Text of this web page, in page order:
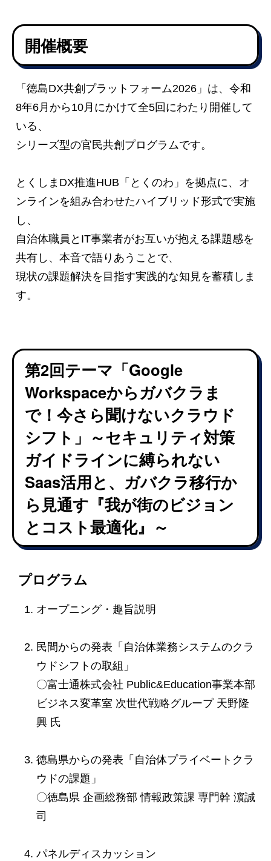
開催概要
「徳島DX共創プラットフォーム2026」は、令和
8年6月から10月にかけて全5回にわたり開催して
いる、
シリーズ型の官民共創プログラムです。
とくしまDX推進HUB「とくのわ」を拠点に、オ
ンラインを組み合わせたハイブリッド形式で実施
し、
自治体職員とIT事業者がお互いが抱える課題感を
共有し、本音で語りあうことで、
現状の課題解決を目指す実践的な知見を蓄積しま
す。
第2回テーマ「Google
Workspaceからガバクラま
で！今さら聞けないクラウド
シフト」～セキュリティ対策
ガイドラインに縛られない
Saas活用と、ガバクラ移行か
ら見通す『我が街のビジョン
とコスト最適化』～
プログラム
オープニング・趣旨説明
民間からの発表「自治体業務システムのクラ
ウドシフトの取組」
〇富士通株式会社 Public&Education事業本部
ビジネス変革室 次世代戦略グループ 天野隆
興 氏
徳島県からの発表「自治体プライベートクラ
ウドの課題」
〇徳島県 企画総務部 情報政策課 専門幹 濵誠
司
パネルディスカッション